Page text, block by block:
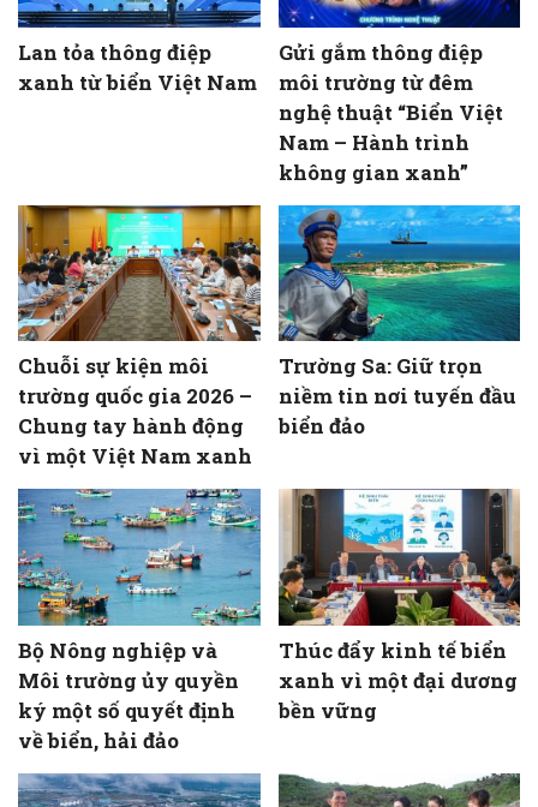
Lan tỏa thông điệp
xanh từ biển Việt Nam
Gửi gắm thông điệp
môi trường từ đêm
nghệ thuật “Biển Việt
Nam – Hành trình
không gian xanh”
Chuỗi sự kiện môi
trường quốc gia 2026 –
Chung tay hành động
vì một Việt Nam xanh
Trường Sa: Giữ trọn
niềm tin nơi tuyến đầu
biển đảo
Bộ Nông nghiệp và
Môi trường ủy quyền
ký một số quyết định
về biển, hải đảo
Thúc đẩy kinh tế biển
xanh vì một đại dương
bền vững